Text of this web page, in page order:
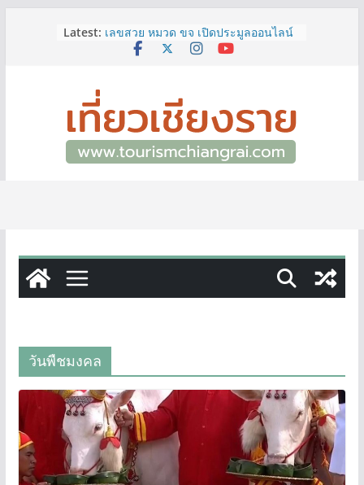
Latest: เชียงรายหน้าฝน ให้ชุ่มฉ่ำหัวใจไปกับ
“Feel All the Feelings” เที่ยวให้สนุก
เลขสวย หมวด ขจ เปิดประมูลออนไลน์
แล้ววันนี้ เลขเด่น เลขมงคล ความหมาย
ดีมีให้เลือกหลากหลายทั้ง 301 หมายเลข
3 พิกัด ที่เที่ยวชมงานเทศกาลโล้ชิงช้า
จ.เชียงราย ที่ไม่ควรพลาด!
ศิลปะมีชีวิต หนุนเศรษฐกิจสร้างสรรค์
วันพืชมงคล